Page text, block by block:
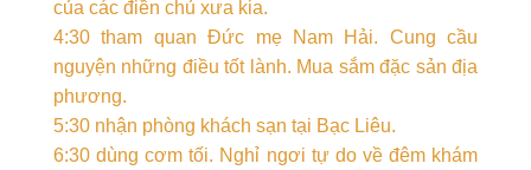
của các điền chủ xưa kia.
4:30 tham quan Đức mẹ Nam Hải. Cung cầu
nguyện những điều tốt lành. Mua sắm đặc sản địa
phương.
5:30 nhận phòng khách sạn tại Bạc Liêu.
6:30 dùng cơm tối. Nghỉ ngơi tự do về đêm khám